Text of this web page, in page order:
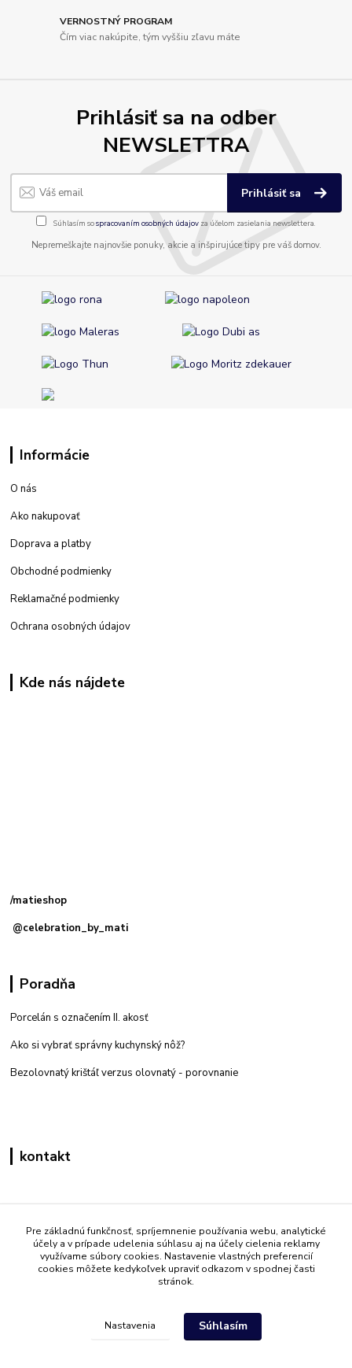
VERNOSTNÝ PROGRAM
Čím viac nakúpite, tým vyššiu zľavu máte
Prihlásiť sa na odber
NEWSLETTRA
Prihlásiť sa
Súhlasím sospracovaním osobných údajov za účelom zasielania newslettera.
Nepremeškajte najnovšie ponuky, akcie a inšpirujúce tipy pre váš domov.
Informácie
O nás
Ako nakupovať
Doprava a platby
Obchodné podmienky
Reklamačné podmienky
Ochrana osobných údajov
Kde nás nájdete
/matieshop
@celebration_by_mati
Poradňa
Porcelán s označením II. akosť
Ako si vybrať správny kuchynský nôž?
Bezolovnatý krištáľ verzus olovnatý - porovnanie
kontakt
+421 908 861 051
(Po - Pia 7:30-15:30)
info@mati.sk
Pre základnú funkčnosť, spríjemnenie používania webu, analytické
účely a v prípade udelenia súhlasu aj na účely cielenia reklamy
využívame súbory cookies. Nastavenie vlastných preferencií
cookies môžete kedykoľvek upraviť odkazom v spodnej časti
stránok.
Nastavenia Súhlasím